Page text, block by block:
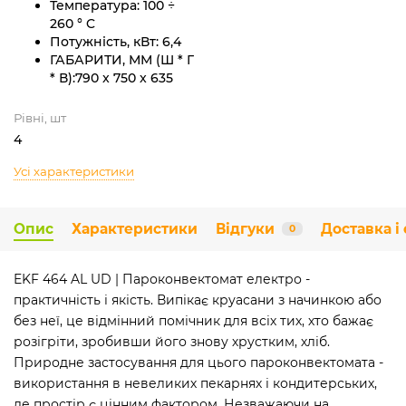
Температура: 100 ÷
260 ° C
Потужність, кВт: 6,4
ГАБАРИТИ, ММ (Ш * Г
* В):790 x 750 x 635
Рівні, шт
4
Усі характеристики
Опис Характеристики Відгуки 0 Доставка і
EKF 464 AL UD | Пароконвектомат електро -
практичність і якість. Випікає круасани з начинкою або
без неї, це відмінний помічник для всіх тих, хто бажає
розігріти, зробивши його знову хрустким, хліб.
Природне застосування для цього пароконвектомата -
використання в невеликих пекарнях і кондитерських,